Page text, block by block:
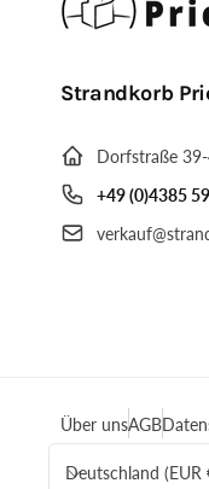
Strandkorb
Dorfstraße
+49 (0)4385
Über unsAGB
Deutschland (EUR